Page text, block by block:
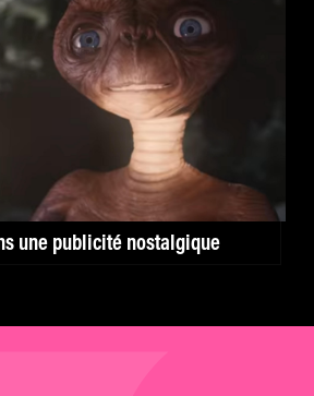
une publicité nostalgique